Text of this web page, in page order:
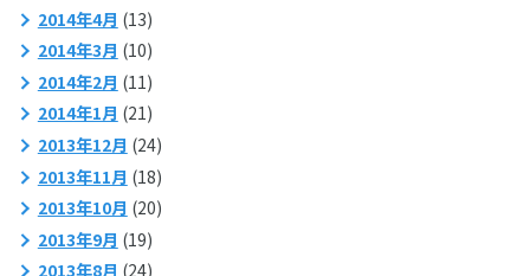
2014年4月 (13)
2014年3月 (10)
2014年2月 (11)
2014年1月 (21)
2013年12月 (24)
2013年11月 (18)
2013年10月 (20)
2013年9月 (19)
2013年8月 (24)